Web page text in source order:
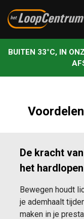
BUITEN 33°C, IN
De kracht
het hardlopen
Bewegen houdt
je ademhaalt
maken in je